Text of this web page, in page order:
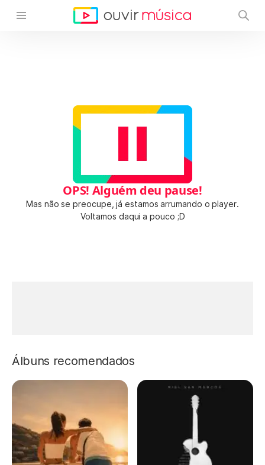
OPS! Alguém deu pause!
Mas não se preocupe, já estamos arrumando o player.
Voltamos daqui a pouco ;D
Álbuns recomendados